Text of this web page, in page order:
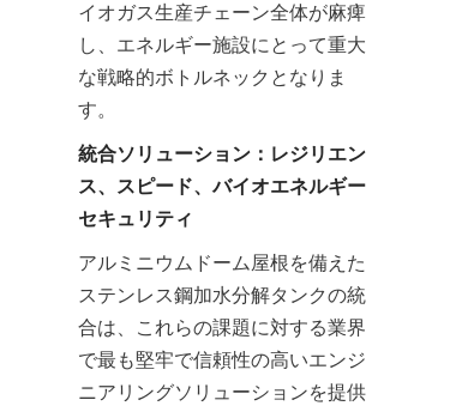
イオガス生産チェーン全体が麻痺
し、エネルギー施設にとって重大
な戦略的ボトルネックとなりま
す。
統合ソリューション：レジリエン
ス、スピード、バイオエネルギー
セキュリティ
アルミニウムドーム屋根を備えた
ステンレス鋼加水分解タンクの統
合は、これらの課題に対する業界
で最も堅牢で信頼性の高いエンジ
ニアリングソリューションを提供